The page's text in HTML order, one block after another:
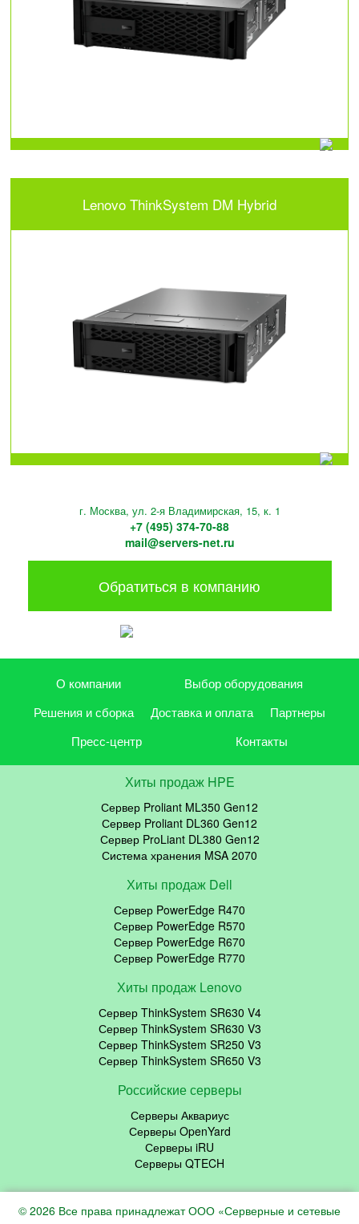
Lenovo ThinkSystem DM Hybrid
г. Москва, ул. 2-я Владимирская, 15, к. 1
+7 (495) 374-70-88
mail@servers-net.ru
Обратиться в компанию
О компании
Выбор оборудования
Решения и сборка
Доставка и оплата
Партнеры
Пресс-центр
Контакты
Хиты продаж HPE
Сервер Proliant ML350 Gen12
Сервер Proliant DL360 Gen12
Сервер ProLiant DL380 Gen12
Система хранения MSA 2070
Хиты продаж Dell
Сервер PowerEdge R470
Сервер PowerEdge R570
Сервер PowerEdge R670
Сервер PowerEdge R770
Хиты продаж Lenovo
Сервер ThinkSystem SR630 V4
Сервер ThinkSystem SR630 V3
Сервер ThinkSystem SR250 V3
Сервер ThinkSystem SR650 V3
Российские серверы
Серверы Аквариус
Серверы OpenYard
Серверы iRU
Серверы QTECH
© 2026 Все права принадлежат ООО «Серверные и сетевые